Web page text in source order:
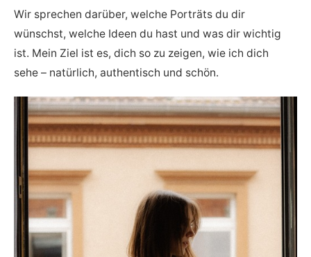
Wir sprechen darüber, welche Porträts du dir
wünschst, welche Ideen du hast und was dir wichtig
ist. Mein Ziel ist es, dich so zu zeigen, wie ich dich
sehe – natürlich, authentisch und schön.